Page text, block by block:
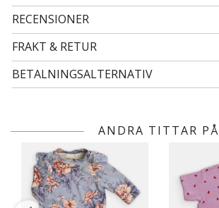
RECENSIONER
FRAKT & RETUR
BETALNINGSALTERNATIV
ANDRA TITTAR PÅ